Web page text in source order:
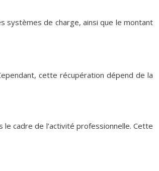
systèmes de charge, ainsi que le montant
cette récupération dépend de la
le cadre de l’activité professionnelle. Cette